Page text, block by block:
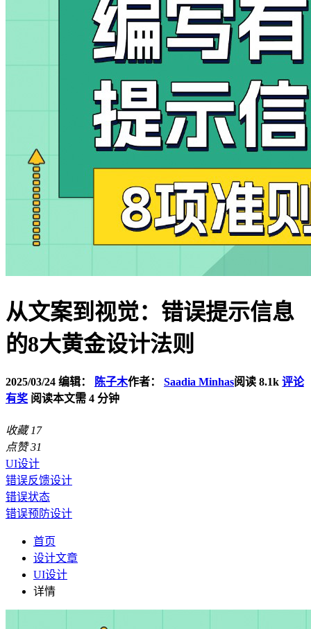
从文案到视觉：错误提示信息
的8大黄金设计法则
2025/03/24 编辑： 陈子木作者： Saadia Minhas阅读 8.1k 评论
有奖 阅读本文需 4 分钟
收藏 17
点赞 31
UI设计
错误反馈设计
错误状态
错误预防设计
首页
设计文章
UI设计
详情